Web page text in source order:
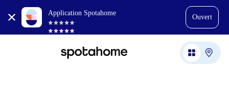
Application Spotahome
Ouvert